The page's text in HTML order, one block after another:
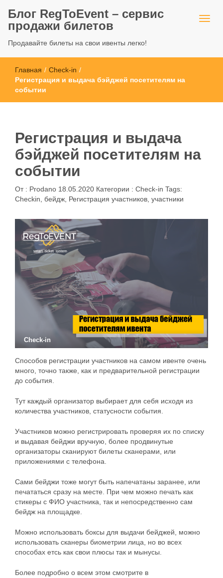
Блог RegToEvent – сервис
продажи билетов
Продавайте билеты на свои ивенты легко!
Главная / Check-in /
Регистрация и выдача бэйджей посетителям на
событии
Регистрация и выдача
бэйджей посетителям на
событии
От : Prodano 18.05.2020 Категории : Check-in Tags:
Checkin бейдж Регистрация участников участники
Check-in
Способов регистрации участников на самом ивенте очень
много, точно также, как и предварительной регистрации
до события.
Тут каждый организатор выбирает для себя исходя из
количества участников, статусности события.
Участников можно регистрировать проверяя их по списку
и выдавая бейджи вручную, более продвинутые
организаторы сканируют билеты сканерами, или
приложениями с телефона.
Сами бейджи тоже могут быть напечатаны заранее, или
печататься сразу на месте. При чем можно печать как
стикеры с ФИО участника, так и непосредственно сам
бейдж на площадке.
Можно использовать боксы для выдачи бейджей, можно
использовать сканеры биометрии лица, но во всех
способах етсь как свои плюсы так и мынусы.
Более подробно о всем этом смотрите в